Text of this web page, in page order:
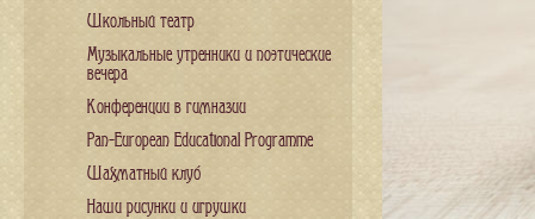
Школьный театр
Музыкальные утренники и поэтические
вечера
Конференции в гимназии
Pan-European Educational Programme
Шахматный клуб
Наши рисунки и игрушки